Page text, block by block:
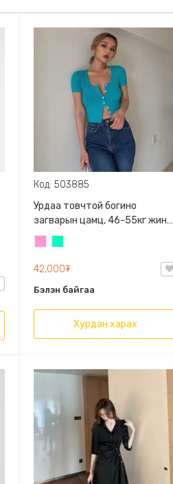
Код: 503885
Урдаа товчтой богино
загварын цамц, 46-55кг жинд
таарна
42,000₮
Бэлэн байгаа
Хурдан харах